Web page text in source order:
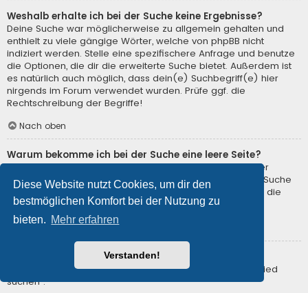
Diese Website nutzt Cookies, um dir den
bestmöglichen Komfort bei der Nutzung zu
bieten. Mehr erfahren
Verstanden!
Weshalb erhalte ich bei der Suche keine Ergebnisse?
Deine Suche war möglicherweise zu allgemein gehalten und
enthielt zu viele gängige Wörter, welche von phpBB nicht
indiziert werden. Stelle eine spezifischere Anfrage und benutze
die Optionen, die dir die erweiterte Suche bietet. Außerdem ist
es natürlich auch möglich, dass dein(e) Suchbegriff(e) hier
nirgends im Forum verwendet wurden. Prüfe ggf. die
Rechtschreibung der Begriffe!
Nach oben
Warum bekomme ich bei der Suche eine leere Seite?
Deine Suche lieferte zu viele Ergebnisse, somit konnte der
Webserver sie nicht verarbeiten. Benutze die erweiterte Suche
und gib spezifischere Suchbegriffe ein oder beschränke die
Suche auf verschiedene Unterforen.
Nach oben
Wie kann ich nach Mitgliedern suchen?
Gehe zur Mitgliederliste und klicke auf „Nach einem Mitglied
suchen“.